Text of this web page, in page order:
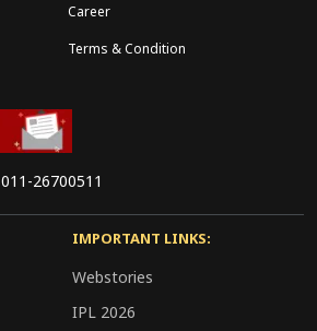
Career
Terms & Condition
011-26700511
IMPORTANT LINKS:
Webstories
IPL 2026